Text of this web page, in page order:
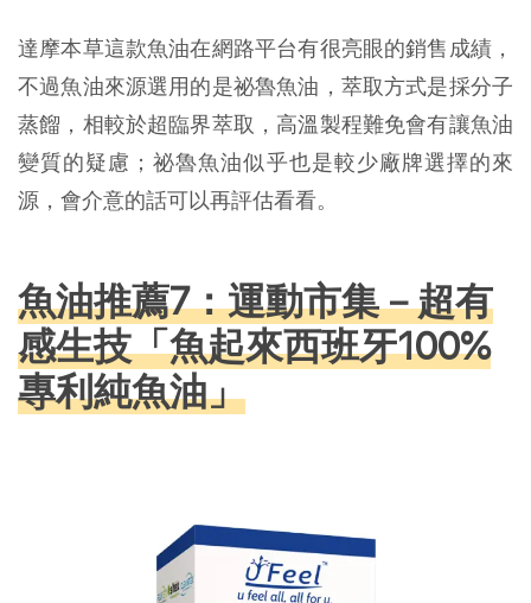
達摩本草這款魚油在網路平台有很亮眼的銷售成績，
不過魚油來源選用的是祕魯魚油，萃取方式是採分子
蒸餾，相較於超臨界萃取，高溫製程難免會有讓魚油
變質的疑慮；祕魯魚油似乎也是較少廠牌選擇的來
源，會介意的話可以再評估看看。
魚油推薦7：運動市集－超有
感生技「魚起來西班牙100%
專利純魚油」